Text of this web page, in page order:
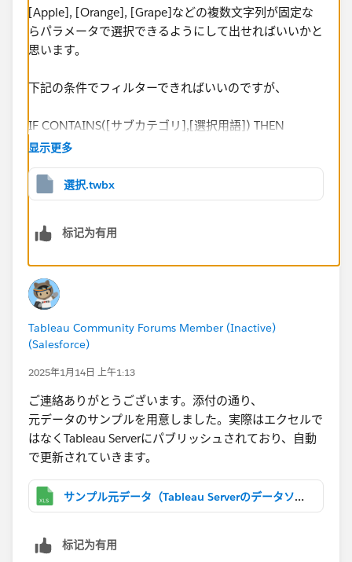
数選択可能なチェックボックスはできないのかと相談さ
れております。
「Appleを含むケース」 OR 「Grapeを含むケース」と
法を実現したく、今回の相談に至りました。
はなく、あくまで複数選択はORの想定です。
[Apple], [Orange], [Grape]などの複数文字列が固定な
らパラメータで選択できるようにして出せればいいかと
思います。
下記の条件でフィルターできればいいのですが、
IF CONTAINS([サブカテゴリ],[選択用語]) THEN
[サブカテゴリ]
NULL
END
参考に添付しているので見てください。
显示更多
選択.twbx
标记为有用
Tableau Community Forums Member (Inactive)
(Salesforce)
2025年1月14日 上午1:13
ご連絡ありがとうございます。添付の通り、
元データのサンプルを用意しました。実際はエクセルで
はなくTableau​ Serverにパブリッシュされており、自動
で更新されていきます。
サンプル元データ（Tableau Serverのデータソースとしてパブリッシュされている前提）.xlsx
标记为有用